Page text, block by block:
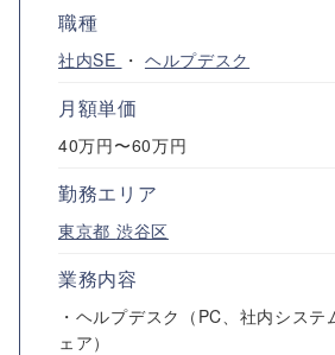
職種
社内SE ・ ヘルプデスク
月額単価
40万円〜60万円
勤務エリア
東京都 渋谷区
業務内容
・ヘルプデスク（PC、社内システ
ェア）